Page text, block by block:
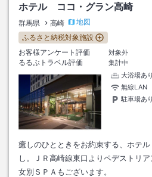
ホテル ココ・グラン高崎
群馬県 高崎
地図
ふるさと納税対象施設
お客様アンケート評価
対象外
るるぶトラベル評価
集計中
大浴場あり
無線LAN
駐車場あり
癒しのひとときをお約束する、ホテ
し。ＪＲ高崎線東口よりペデストリ
女別ＳＰＡもございます。